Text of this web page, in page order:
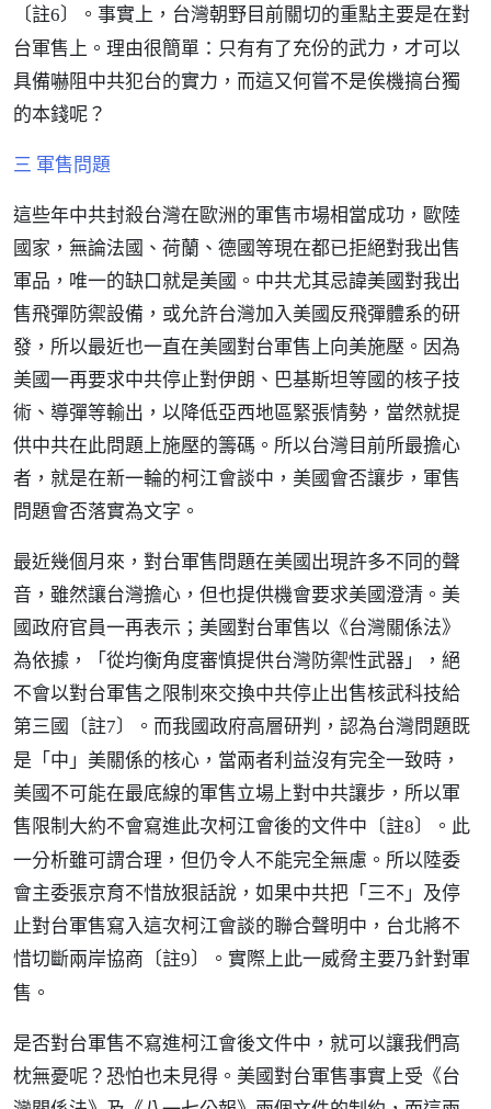
〔註6〕
。事實上，台灣朝野目前關切的重點主要是在對
台軍售上。理由很簡單：只有有了充份的武力，才可以
具備嚇阻中共犯台的實力，而這又何嘗不是俟機搞台獨
的本錢呢？
三 軍售問題
這些年中共封殺台灣在歐洲的軍售市場相當成功，歐陸
國家，無論法國、荷蘭、德國等現在都已拒絕對我出售
軍品，唯一的缺口就是美國。中共尤其忌諱美國對我出
售飛彈防禦設備，或允許台灣加入美國反飛彈體系的研
發，所以最近也一直在美國對台軍售上向美施壓。因為
美國一再要求中共停止對伊朗、巴基斯坦等國的核子技
術、導彈等輸出，以降低亞西地區緊張情勢，當然就提
供中共在此問題上施壓的籌碼。所以台灣目前所最擔心
者，就是在新一輪的柯江會談中，美國會否讓步，軍售
問題會否落實為文字。
最近幾個月來，對台軍售問題在美國出現許多不同的聲
音，雖然讓台灣擔心，但也提供機會要求美國澄清。美
國政府官員一再表示；美國對台軍售以《台灣關係法》
為依據，「從均衡角度審慎提供台灣防禦性武器」，絕
不會以對台軍售之限制來交換中共停止出售核武科技給
第三國 〔註7〕
。而我國政府高層研判，認為台灣問題既
是「中」美關係的核心，當兩者利益沒有完全一致時，
美國不可能在最底線的軍售立場上對中共讓步，所以軍
售限制大約不會寫進此次柯江會後的文件中 〔註8〕
。此
一分析雖可謂合理，但仍令人不能完全無慮。所以陸委
會主委張京育不惜放狠話說，如果中共把「三不」及停
止對台軍售寫入這次柯江會談的聯合聲明中，台北將不
惜切斷兩岸協商 〔註9〕
。實際上此一威脅主要乃針對軍
售。
是否對台軍售不寫進柯江會後文件中，就可以讓我們高
枕無憂呢？恐怕也未見得。美國對台軍售事實上受《台